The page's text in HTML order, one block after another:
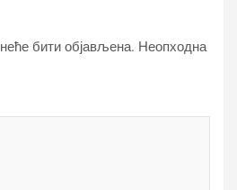
бити објављена. Неопходна